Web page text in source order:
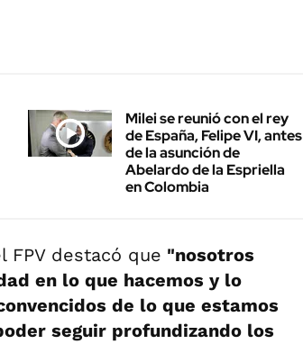
Milei se reunió con el rey
de España, Felipe VI, antes
de la asunción de
Abelardo de la Espriella
en Colombia
FPV destacó que "nosotros
en lo que hacemos y lo
de lo que estamos
seguir profundizando los